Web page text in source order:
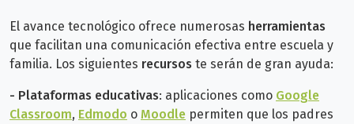
El avance tecnológico ofrece numerosas herramientas
que facilitan una comunicación efectiva entre escuela y
familia. Los siguientes recursos te serán de gran ayuda:
- Plataformas educativas: aplicaciones como Google
Classroom, Edmodo o Moodle permiten que los padres